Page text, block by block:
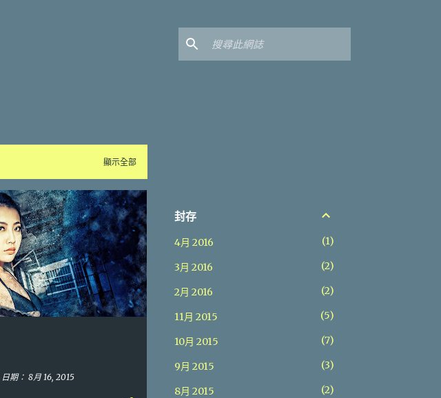
顯示全部
日期： 8月 16, 2015
封存
4月 2016 1
3月 2016 2
2月 2016 2
11月 2015 5
10月 2015 7
9月 2015 3
8月 2015 2